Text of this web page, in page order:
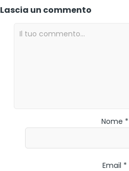
Lascia un commento
Nome *
Email *